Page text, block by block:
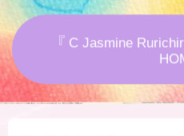
★アロマハーブ傾向チェッ
『 C Jasmine